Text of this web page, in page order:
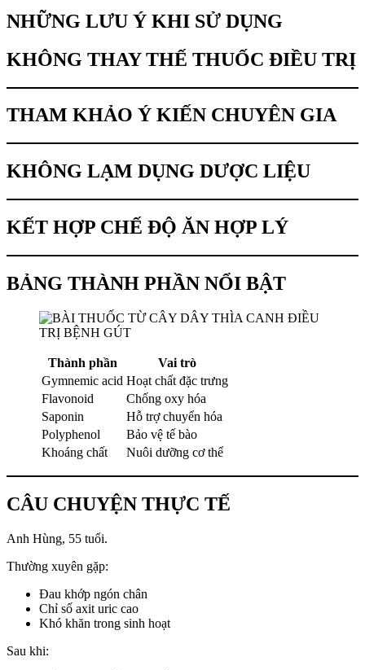
NHỮNG LƯU Ý KHI SỬ DỤNG
KHÔNG THAY THẾ THUỐC ĐIỀU TRỊ
THAM KHẢO Ý KIẾN CHUYÊN GIA
KHÔNG LẠM DỤNG DƯỢC LIỆU
KẾT HỢP CHẾ ĐỘ ĂN HỢP LÝ
BẢNG THÀNH PHẦN NỔI BẬT
Thành phần
Vai trò
Gymnemic acid Hoạt chất đặc trưng
Flavonoid
Chống oxy hóa
Saponin
Hỗ trợ chuyển hóa
Polyphenol
Bảo vệ tế bào
Khoáng chất
Nuôi dưỡng cơ thể
CÂU CHUYỆN THỰC TẾ
Anh Hùng, 55 tuổi.
Thường xuyên gặp:
Đau khớp ngón chân
Chỉ số axit uric cao
Khó khăn trong sinh hoạt
Sau khi: